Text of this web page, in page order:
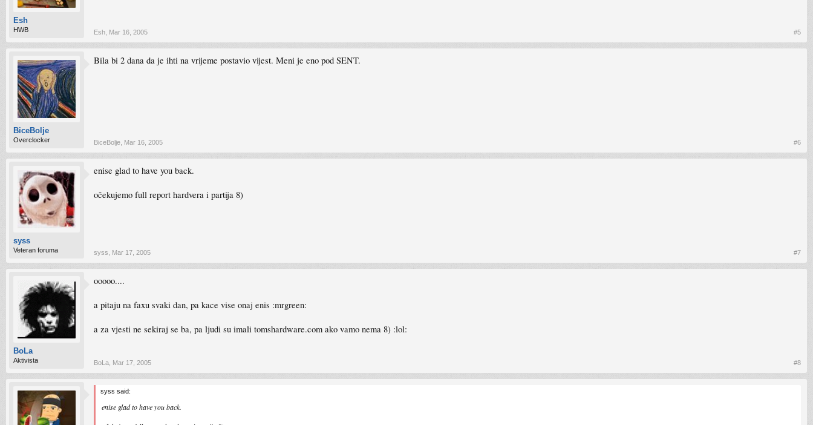
Esh
HWB Esh Mar 16, 2005 #5
BiceBolje
Overclocker
Bila bi 2 dana da je ihti na vrijeme postavio vijest. Meni je eno pod SENT.
BiceBolje Mar 16, 2005 #6
syss
Veteran foruma
enise glad to have you back.
očekujemo full report hardvera i partija 8)
syss Mar 17, 2005 #7
BoLa
Aktivista
ooooo....
a pitaju na faxu svaki dan, pa kace vise onaj enis :mrgreen:
a za vjesti ne sekiraj se ba, pa ljudi su imali tomshardware.com ako vamo nema 8) :lol:
BoLa Mar 17, 2005 #8
syss said:
enise glad to have you back.